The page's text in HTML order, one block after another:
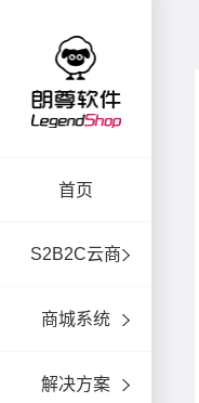
首页
S2B2C云商
商城系统
解决方案